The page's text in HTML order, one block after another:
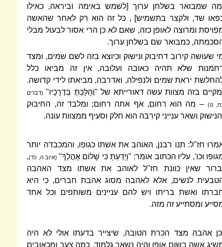
שמבואר בשלחן ערוך [לשמש באימה וביראה, כאילו
שד, ולקצר בתשמיש] ‏, כל זה הוא רק לאחר שהאשה
ומרוצה לאופן כזה, שאם לא כן הרי אסור לבעול מבלי
כמבואר שם בשלחן ערוך.
שעושה קירוב דחיבוק ונישוק וכיוצא בזה לשם שמים, ומצד
שלא תהיה כאובה ועלובה, אין זה מביאו כלל
יראת שמים ולנפילה, ואדרבה, מביאתו לידי קדושה.
בזה מצוות עשה דאורייתא של "וְהָלַכְתָּ בִּדְרָכָיו" (דברים
ט) – מה הוא רחום, אף אתה רחום; ומלבד זה, החיבוק
ושאר ענייני קירבה הוא חלק וסעיף ממצוות עונה.
חז"ל: תנו רבנן, האוהב את אשתו כגופו, והמכבדה יותר
וכו', עליו הכתוב אומר: "וְיָדַעְתָּ כִּי שָׁלוֹם אָהֳלֶךָ" (איוב ה, כד),
שאין כוונת חז"ל לאוהב את אשתו מצד האהבה
לנשים, אלא לאהבה מסוג אהבת חברים, כי היא
ואשת בריתו ויש להם עניינים משותפים וכל אחד
ומסתייע זה מזה.
אהבה מצד הכרת הטובה, שיצייר בדעתו אולי לא היה
אשה בשום אופן והיה נשאר גלמוד, כמה צער ומכאובים